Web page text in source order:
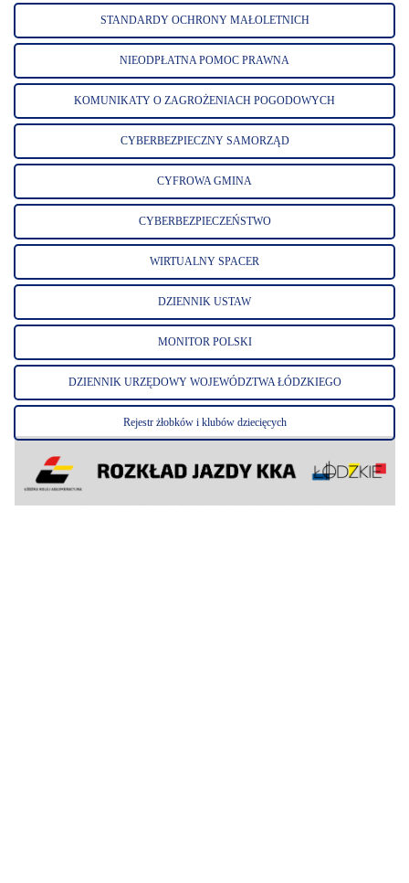
STANDARDY OCHRONY MAŁOLETNICH
NIEODPŁATNA POMOC PRAWNA
KOMUNIKATY O ZAGROŻENIACH POGODOWYCH
CYBERBEZPIECZNY SAMORZĄD
CYFROWA GMINA
CYBERBEZPIECZEŃSTWO
WIRTUALNY SPACER
DZIENNIK USTAW
MONITOR POLSKI
DZIENNIK URZĘDOWY WOJEWÓDZTWA ŁÓDZKIEGO
Rejestr żłobków i klubów dziecięcych